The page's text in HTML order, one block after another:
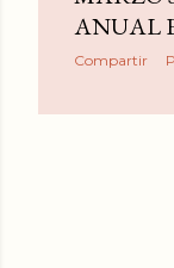
s
ANUAL
Compartir